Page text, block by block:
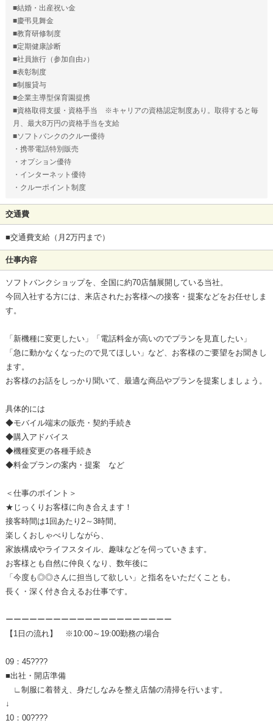
■結婚・出産祝い金
■慶弔見舞金
■教育研修制度
■定期健康診断
■社員旅行（参加自由♪）
■表彰制度
■制服貸与
■企業主導型保育園提携
■資格取得支援・資格手当 ※キャリアの資格認定制度あり。取得すると毎
月、最大8万円の資格手当を支給
■ソフトバンクのクルー優待
・携帯電話特別販売
・オプション優待
・インターネット優待
・クルーポイント制度
交通費
■交通費支給（月2万円まで）
仕事内容
ソフトバンクショップを、全国に約70店舗展開している当社。
今回入社する方には、来店されたお客様への接客・提案などをお任せしま
す。
「新機種に変更したい」「電話料金が高いのでプランを見直したい」
「急に動かなくなったので見てほしい」など、お客様のご要望をお聞きし
ます。
お客様のお話をしっかり聞いて、最適な商品やプランを提案しましょう。
具体的には
◆モバイル端末の販売・契約手続き
◆購入アドバイス
◆機種変更の各種手続き
◆料金プランの案内・提案 など
＜仕事のポイント＞
★じっくりお客様に向き合えます！
接客時間は1回あたり2～3時間。
楽しくおしゃべりしながら、
家族構成やライフスタイル、趣味などを伺っていきます。
お客様とも自然に仲良くなり、数年後に
「今度も◎◎さんに担当して欲しい」と指名をいただくことも。
長く・深く付き合えるお仕事です。
ーーーーーーーーーーーーーーーーーーーーー
【1日の流れ】 ※10:00～19:00勤務の場合
09：45????
■出社・開店準備
∟制服に着替え、身だしなみを整え店舗の清掃を行います。
↓
10：00????